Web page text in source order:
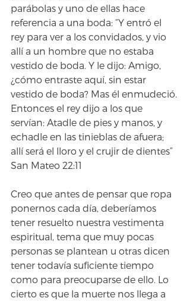
parábolas y uno de ellas hace
referencia a una boda: “Y entró el
rey para ver a los convidados, y vio
allí a un hombre que no estaba
vestido de boda. Y le dijo: Amigo,
¿cómo entraste aquí, sin estar
vestido de boda? Mas él enmudeció.
Entonces el rey dijo a los que
servían: Atadle de pies y manos, y
echadle en las tinieblas de afuera;
allí será el lloro y el crujir de dientes”
San Mateo 22:11
Creo que antes de pensar que ropa
ponernos cada día, deberíamos
tener resuelto nuestra vestimenta
espiritual, tema que muy pocas
personas se plantean u otras dicen
tener todavía suficiente tiempo
como para preocuparse de ello. Lo
cierto es que la muerte nos llega a